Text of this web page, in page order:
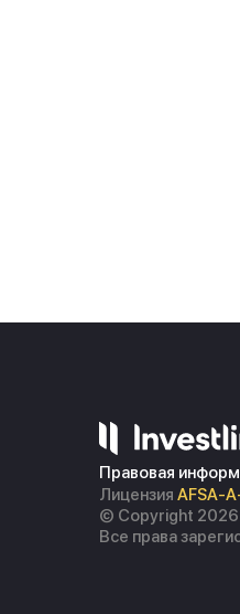
Правовая
Лицензия AFSA-
© Copyright 2026
Все права